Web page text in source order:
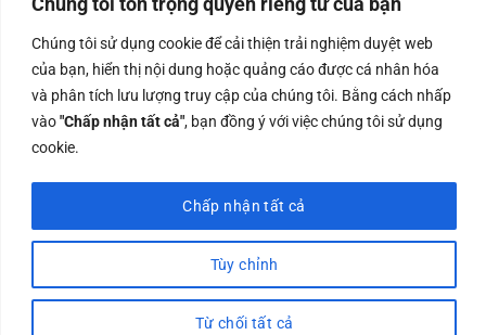
Chúng tôi sử dụng cookie để cải thiện trải nghiệm duyệt web
của bạn, hiển thị nội dung hoặc quảng cáo được cá nhân hóa
và phân tích lưu lượng truy cập của chúng tôi. Bằng cách nhấp
vào"Chấp nhận tất cả", bạn đồng ý với việc chúng tôi sử dụng
cookie.
Tùy chỉnh
Từ chối tất cả
Chấp nhận tất cả
Công ty TNHH Nam Bình Xương - Số ĐKKD: 0108783483
cấp ngày 14/06/2019 bởi Sở Kế Hoạch và Đầu Tư Tp. Hà
Nội
Copyrights @2023 Nam Binh Xuong. All Rights Reserved